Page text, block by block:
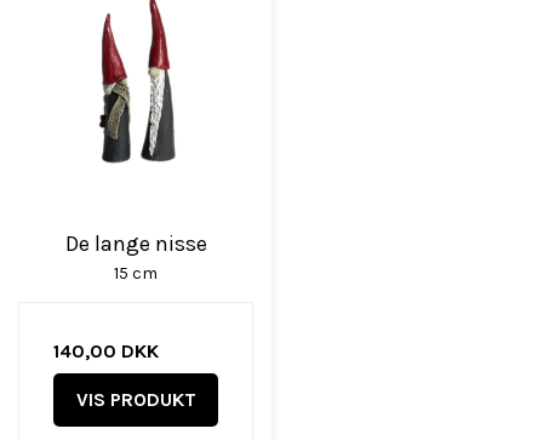
De lange nisse
15 cm
140,00 DKK
VIS PRODUKT